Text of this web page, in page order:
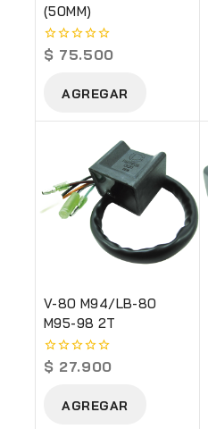
(50MM)
0
out
$ 75.500
AGREGAR
V-80 M94/LB-80
M95-98 2T
0
out
$ 27.900
AGREGAR